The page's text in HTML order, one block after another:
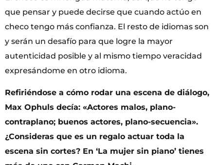
que pensar y puede decirse que cuando actúo en
checo tengo más confianza. El resto de idiomas son
y serán un desafío para que logre la mayor
autenticidad posible y al mismo tiempo veracidad
expresándome en otro idioma.
Refiriéndose a cómo rodar una escena de diálogo,
Max Ophuls decía: «Actores malos, plano-
contraplano; buenos actores, plano-secuencia».
¿Consideras que es un regalo actuar toda la
escena sin cortes? En ‘La mujer sin piano’ tienes